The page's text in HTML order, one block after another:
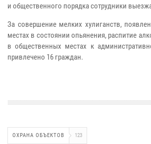
и общественного порядка сотрудники
За совершение мелких хулиганств,
местах в состоянии опьянения, распитие
в общественных местах к
привлечено 16 граждан.
ОХРАНА ОБЪЕКТОВ 123